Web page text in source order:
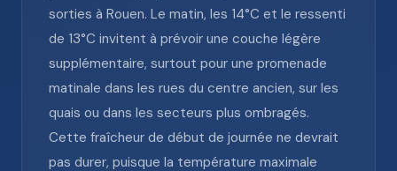
sorties à Rouen. Le matin, les 14°C et le ressenti
de 13°C invitent à prévoir une couche légère
supplémentaire, surtout pour une promenade
matinale dans les rues du centre ancien, sur les
quais ou dans les secteurs plus ombragés.
Cette fraîcheur de début de journée ne devrait
pas durer, puisque la température maximale